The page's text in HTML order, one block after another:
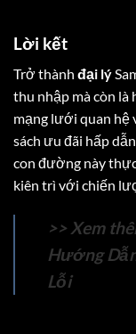
Lời kết
Trở thành đại lý
thu nhập mà còn
mạng lưới quan hệ
sách ưu đãi hấp
con đường này
kiên trì với chiến
>> Xem
Hướng
Lỗi